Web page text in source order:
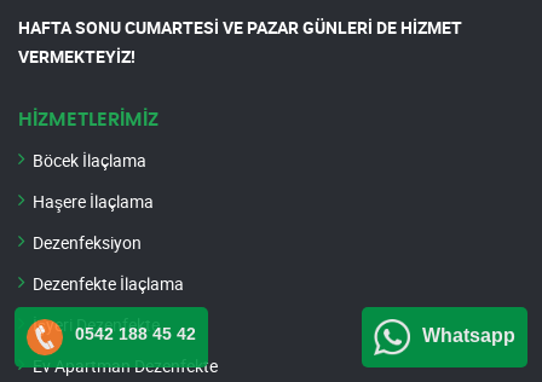
HAFTA SONU CUMARTESİ VE PAZAR GÜNLERİ DE HİZMET
VERMEKTEYİZ!
HİZMETLERİMİZ
Böcek İlaçlama
Haşere İlaçlama
Dezenfeksiyon
Dezenfekte İlaçlama
İşyeri Dezenfekte
Ev Apartman Dezenfekte
0542 188 45 42 Whatsapp